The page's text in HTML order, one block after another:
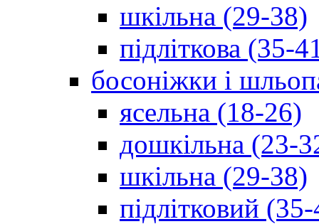
шкільна (29-38)
підліткова (35-
босоніжки і
ясельна (18-26)
дошкільна (23-
шкільна (29-38)
підлітковий